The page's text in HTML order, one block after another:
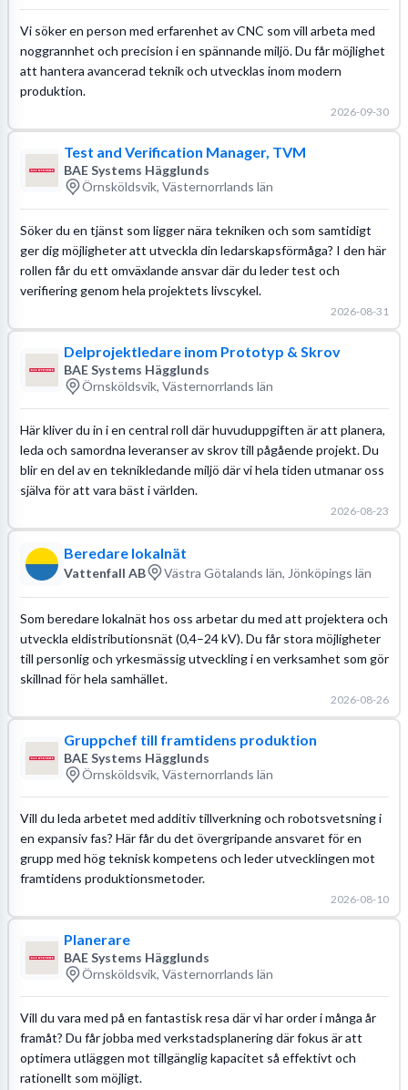
Vi söker en person med erfarenhet av CNC som vill arbeta med
noggrannhet och precision i en spännande miljö. Du får möjlighet
att hantera avancerad teknik och utvecklas inom modern
produktion.
2026-09-30
Test and Verification Manager, TVM
BAE Systems Hägglunds
Örnsköldsvik, Västernorrlands län
Söker du en tjänst som ligger nära tekniken och som samtidigt
ger dig möjligheter att utveckla din ledarskapsförmåga? I den här
rollen får du ett omväxlande ansvar där du leder test och
verifiering genom hela projektets livscykel.
2026-08-31
Delprojektledare inom Prototyp & Skrov
BAE Systems Hägglunds
Örnsköldsvik, Västernorrlands län
Här kliver du in i en central roll där huvuduppgiften är att planera,
leda och samordna leveranser av skrov till pågående projekt. Du
blir en del av en teknikledande miljö där vi hela tiden utmanar oss
själva för att vara bäst i världen.
2026-08-23
Beredare lokalnät
Vattenfall AB Västra Götalands län, Jönköpings län
Som beredare lokalnät hos oss arbetar du med att projektera och
utveckla eldistributionsnät (0,4–24 kV). Du får stora möjligheter
till personlig och yrkesmässig utveckling i en verksamhet som gör
skillnad för hela samhället.
2026-08-26
Gruppchef till framtidens produktion
BAE Systems Hägglunds
Örnsköldsvik, Västernorrlands län
Vill du leda arbetet med additiv tillverkning och robotsvetsning i
en expansiv fas? Här får du det övergripande ansvaret för en
grupp med hög teknisk kompetens och leder utvecklingen mot
framtidens produktionsmetoder.
2026-08-10
Planerare
BAE Systems Hägglunds
Örnsköldsvik, Västernorrlands län
Vill du vara med på en fantastisk resa där vi har order i många år
framåt? Du får jobba med verkstadsplanering där fokus är att
optimera utläggen mot tillgänglig kapacitet så effektivt och
rationellt som möjligt.